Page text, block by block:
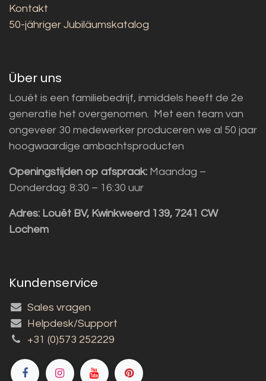
Kontakt
50-jähriger Jubiläumskatalog
Über uns
Louët is een familiebedrijf, inmiddels heeft de 2e
generatie het overgenomen. Met een team van
ongeveer 30 medewerker produceren we al 50 jaar
hoogwaardige ambachtsproducten
Openingstijden op afspraak: Maandag –
Donderdag: 8:30 – 16:30 uur
Adres: Louët BV, Kwinkweerd 139, 7241 CW
Lochem
Kundenservice
Sales vragen
Helpdesk/Support
+31 (0)573 252229